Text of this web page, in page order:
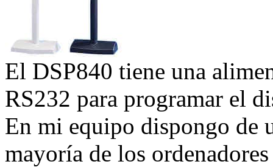
El DSP840 tiene una
RS232 para programar el
En mi equipo dispongo de
mayoría de los